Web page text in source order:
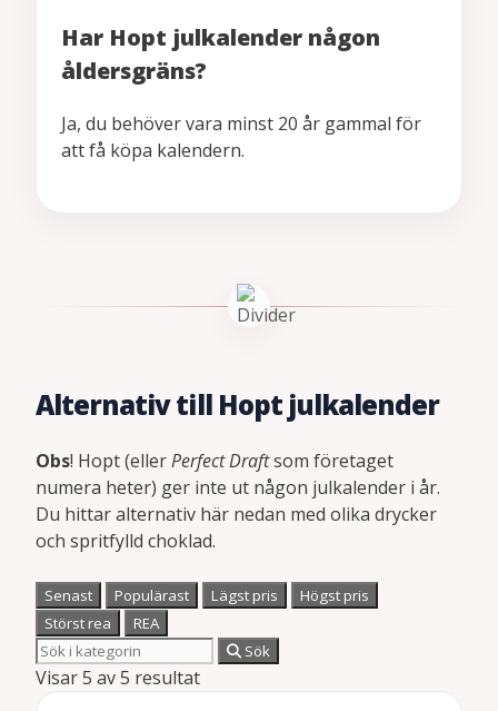
Har Hopt julkalender någon
åldersgräns?
Ja, du behöver vara minst 20 år gammal för
att få köpa kalendern.
Alternativ till Hopt julkalender
Obs! Hopt (ellerPerfect Draftsom företaget
numera heter) ger inte ut någon julkalender i år.
Du hittar alternativ här nedan med olika drycker
och spritfylld choklad.
Senast Populärast Lägst pris
Högst pris
Störst rea
REA
Sök
Visar 5 av 5 resultat